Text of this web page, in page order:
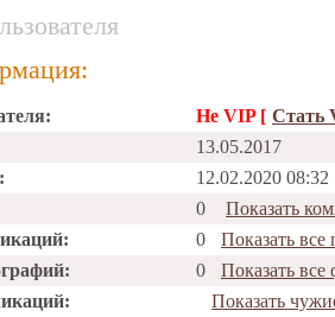
Не VIP [ Стать
13.05.2017
12.02.2020 08:32
0
Показать
0
Показать все
0
Показать все
Показать